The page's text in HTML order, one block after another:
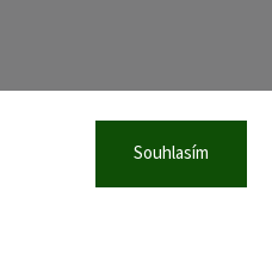
Souhlasím